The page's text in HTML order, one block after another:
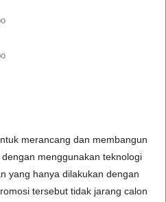
merancang dan membangun
menggunakan teknologi
yang hanya dilakukan dengan
tersebut tidak jarang calon